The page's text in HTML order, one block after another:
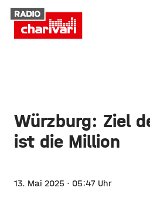
Würzburg: Ziel
ist die Million
13. Mai 2025 · 05:47 Uhr